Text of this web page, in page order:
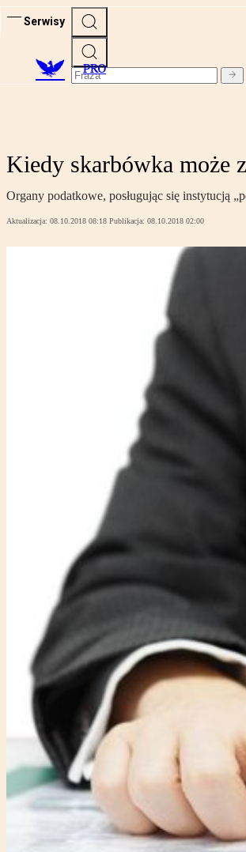
Serwisy
PRO
Kiedy skarbówka może
Organy podatkowe, posługując się instytucją
Aktualizacja: 08.10.2018 08:18 Publikacja: 08.10.2018 02:00